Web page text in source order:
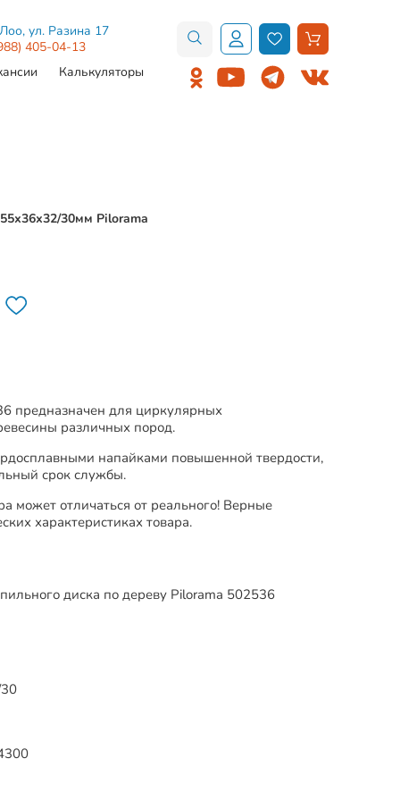
ул. Разина 17
405-04-13
Калькуляторы
30мм Pilorama
предназначен для циркулярных
различных пород.
напайками повышенной твердости,
срок службы.
может отличаться от реального! Верные
характеристиках товара.
диска по дереву Pilorama 502536